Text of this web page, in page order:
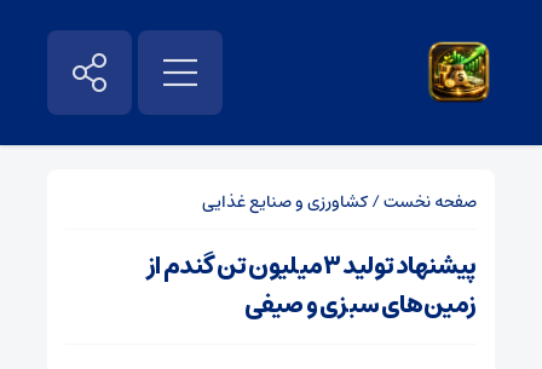
صفحه نخست/کشاورزی و صنایع غذایی
پیشنهاد تولید ۳میلیون تن گندم از
زمین‌های سبزی و صیفی